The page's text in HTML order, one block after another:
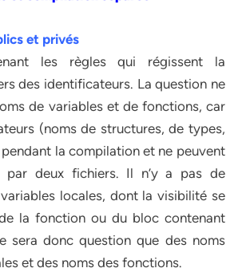
et privés
les règles qui régissent la
des identificateurs. La question ne
de variables et de fonctions, car
(noms de structures, de types,
pendant la compilation et ne peuvent
par deux fichiers. Il n’y a pas de
locales, dont la visibilité se
la fonction ou du bloc contenant
sera donc question que des noms
et des noms des fonctions.